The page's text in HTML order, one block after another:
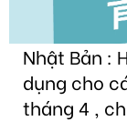
Nhật Bản :
dụng cho
tháng 4 ,